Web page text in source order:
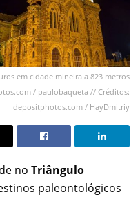
em cidade mineira a 823 metros
/ paulobaqueta // Créditos:
depositphotos.com / HayDmitriy
no Triângulo
paleontológicos